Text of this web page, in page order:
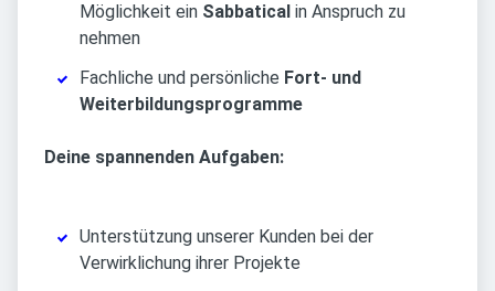
Möglichkeit ein Sabbatical in Anspruch zu
nehmen
Fachliche und persönliche Fort- und
Weiterbildungsprogramme
Deine spannenden Aufgaben:
Unterstützung unserer Kunden bei der
Verwirklichung ihrer Projekte